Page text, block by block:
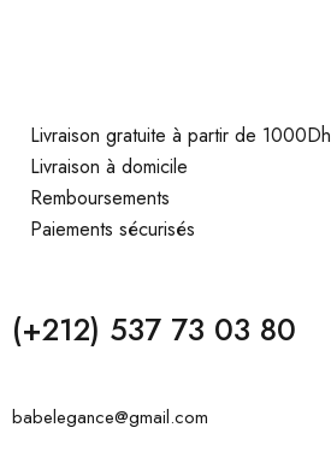
Livraison gratuite à partir de 1000Dh
Livraison à domicile
Remboursements
Paiements sécurisés
(+212) 537 73 03 80
babelegance@gmail.com